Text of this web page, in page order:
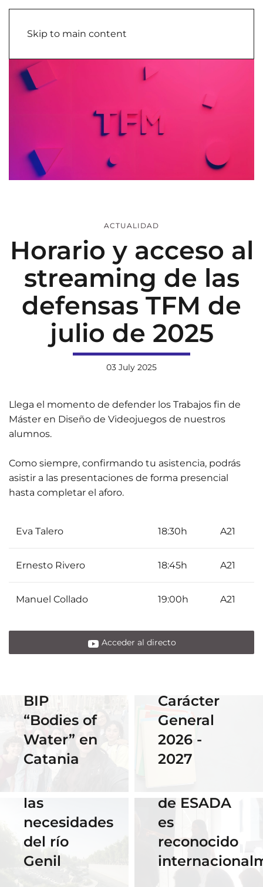
Skip to main content
ACTUALIDAD
Horario y acceso al
streaming de las
defensas TFM de
julio de 2025
03 July 2025
Llega el momento de defender los Trabajos fin de
Máster en Diseño de Videojuegos de nuestros
alumnos.
Como siempre, confirmando tu asistencia, podrás
asistir a las presentaciones de forma presencial
hasta completar el aforo.
Eva Talero 18:30h A21
Ernesto Rivero 18:45h A21
Manuel Collado 19:00h A21
Acceder al directo
01 June 2026
Estudiantes
de Diseño
participan
BIP
“Bodies of
Water” en
Catania
Carácter
General
2026 -
2027
06 April 2026
Cauce: El
diseño que
las
necesidades
del río
Genil
28 November
2025
de ESADA
es
reconocido
18 November
2025
Nuestra
alumna
gana el
concurso
del
Instituto
Cervantes
de Praga
02 October 2025
Celebra los